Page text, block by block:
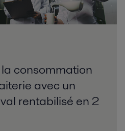
consommation
avec un
rentabilisé en 2